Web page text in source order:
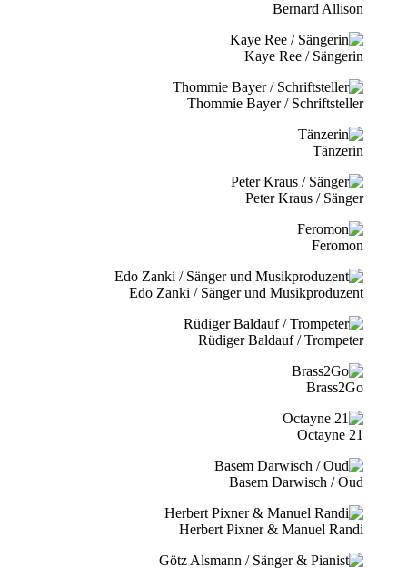
Bernard Allison
Kaye Ree / Sängerin
Thommie Bayer / Schriftsteller
Tänzerin
Peter Kraus / Sänger
Feromon
Edo Zanki / Sänger und Musikproduzent
Rüdiger Baldauf / Trompeter
Brass2Go
21 Octayne
Basem Darwisch / Oud
Herbert Pixner & Manuel Randi